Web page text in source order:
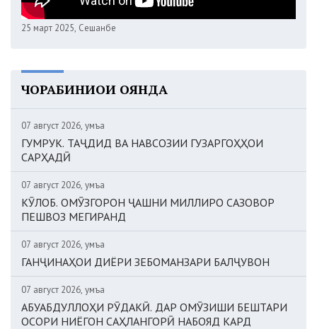
25 март 2025, Сешанбе
ЧОРАБИНИҲОИ ОЯНДА
07 август 2026, Ҷумъа
ГУМРУК. ТАҶДИД ВА НАВСОЗИИ ГУЗАРГОҲҲОИ
САРҲАДӢ
07 август 2026, Ҷумъа
КӮЛОБ. ОМӮЗГОРОН ҶАШНИ МИЛЛИРО САЗОВОР
ПЕШВОЗ МЕГИРАНД
07 август 2026, Ҷумъа
ГАНҶИНАҲОИ ДИЁРИ ЗЕБОМАНЗАРИ БАЛҶУВОН
07 август 2026, Ҷумъа
АБУАБДУЛЛОҲИ РӮДАКӢ. ДАР ОМӮЗИШИ БЕШТАРИ
ОСОРИ НИЁГОН САҲЛАНГОРӢ НАБОЯД КАРД